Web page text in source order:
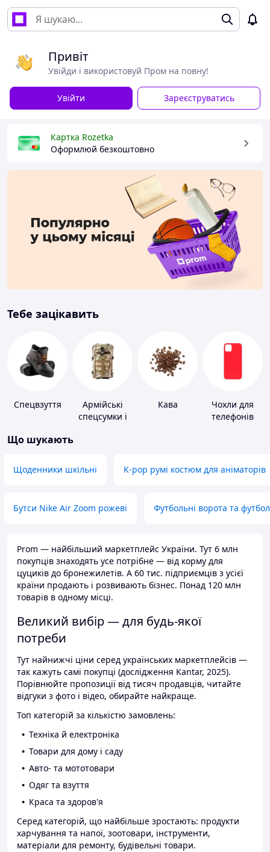
Привіт
Увійди і використовуй Пром на повну!
Увійти Зареєструватись
Картка Rozetka
Оформлюй безкоштовно
Тебе зацікавить
Спецвзуття
Армійські
спецсумки і
Кава
Чохли для
телефонів
Що шукають
Щоденники шкільні K-pop румі костюм для аніматорів
Бутси Nike Air Zoom рожеві Футбольні ворота та
Prom — найбільший маркетплейс України. Тут 6 млн
покупців знаходять усе потрібне — від корму для
цуциків до бронежилетів. А 60 тис. підприємців з усієї
країни продають і розвивають бізнес. Понад 120 млн
товарів в одному місці.
Великий вибір — для будь-якої
потреби
Тут найнижчі ціни серед українських маркетплейсів —
так кажуть самі покупці (дослідження Kantar, 2025).
Порівнюйте пропозиції від тисяч продавців, читайте
відгуки з фото і відео, обирайте найкраще.
Топ категорій за кількістю замовлень:
Техніка й електроніка
Товари для дому і саду
Авто- та мототовари
Одяг та взуття
Краса та здоров'я
Серед категорій, що найбільше зростають: продукти
харчування та напої, зоотовари, інструменти,
матеріали для ремонту, будівельні товари.